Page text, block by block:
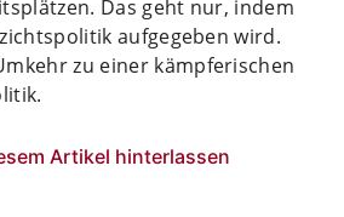
Das geht nur, indem
aufgegeben wird.
zu einer kämpferischen
Artikel hinterlassen